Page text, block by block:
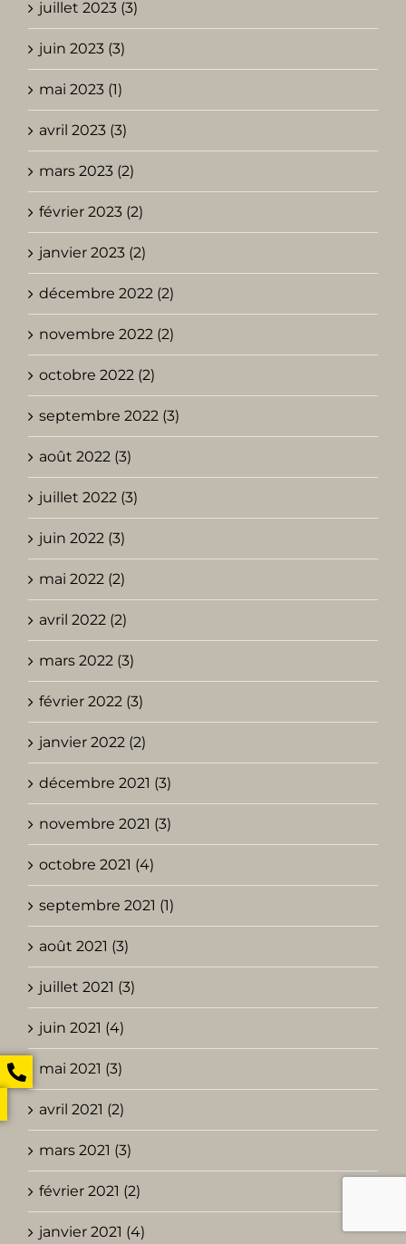
juillet 2023 (3)
juin 2023 (3)
mai 2023 (1)
avril 2023 (3)
mars 2023 (2)
février 2023 (2)
janvier 2023 (2)
décembre 2022 (2)
novembre 2022 (2)
octobre 2022 (2)
septembre 2022 (3)
août 2022 (3)
juillet 2022 (3)
juin 2022 (3)
mai 2022 (2)
avril 2022 (2)
mars 2022 (3)
février 2022 (3)
janvier 2022 (2)
décembre 2021 (3)
novembre 2021 (3)
octobre 2021 (4)
septembre 2021 (1)
août 2021 (3)
juillet 2021 (3)
juin 2021 (4)
mai 2021 (3)
avril 2021 (2)
mars 2021 (3)
février 2021 (2)
janvier 2021 (4)